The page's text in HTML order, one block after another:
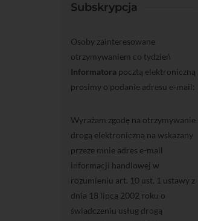
Subskrypcja
Osoby zainteresowane
otrzymywaniem co tydzień
Informatora pocztą elektroniczną
prosimy o podanie adresu e-mail:
Wyrażam zgodę na otrzymywanie
drogą elektroniczną na wskazany
przeze mnie adres e-mail
informacji handlowej w
rozumieniu art. 10 ust. 1 ustawy z
dnia 18 lipca 2002 roku o
świadczeniu usług drogą